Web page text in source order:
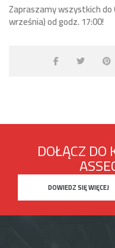
Zapraszamy wszystkich
września) od godz. 17:00!
DOŁĄCZ
DOWIEDZ SIĘ WIĘCEJ